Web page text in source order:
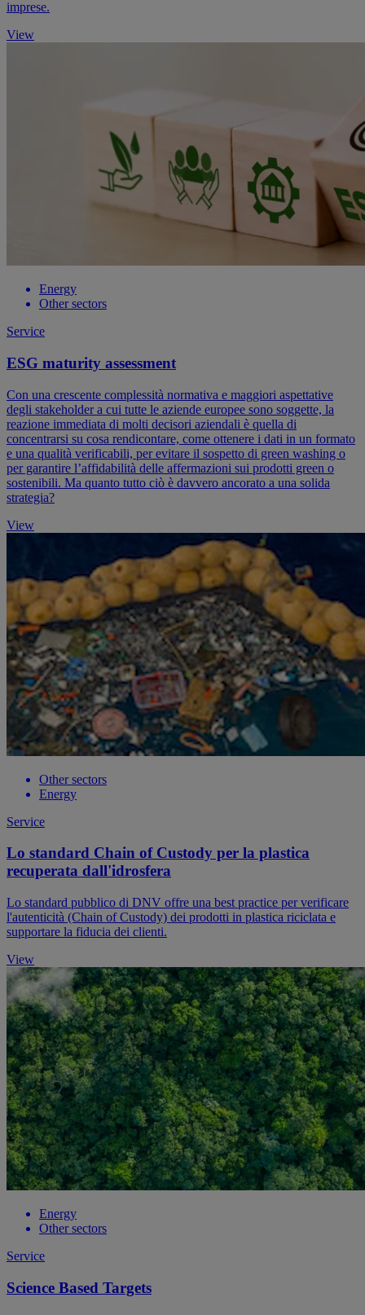
imprese.
View
Energy
Other sectors
Service
ESG maturity assessment
Con una crescente complessità normativa e maggiori aspettative
degli stakeholder a cui tutte le aziende europee sono soggette, la
reazione immediata di molti decisori aziendali è quella di
concentrarsi su cosa rendicontare, come ottenere i dati in un formato
e una qualità verificabili, per evitare il sospetto di green washing o
per garantire l’affidabilità delle affermazioni sui prodotti green o
sostenibili. Ma quanto tutto ciò è davvero ancorato a una solida
strategia?
View
Other sectors
Energy
Service
Lo standard Chain of Custody per la plastica
recuperata dall'idrosfera
Lo standard pubblico di DNV offre una best practice per verificare
l'autenticità (Chain of Custody) dei prodotti in plastica riciclata e
supportare la fiducia dei clienti.
View
Energy
Other sectors
Service
Science Based Targets